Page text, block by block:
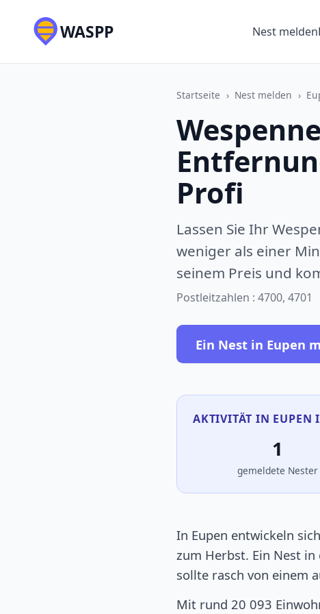
WASPP Nest melden
Startseite › Nest melden ›
Profi
Lassen Sie Ihr
weniger als einer
seinem Preis und
Postleitzahlen : 4700, 4701
Ein Nest in Eupen
AKTIVITÄT IN EUPEN
1
gemeldete Nester
In Eupen entwickeln
zum Herbst. Ein Nest in
sollte rasch von einem
Mit rund 20 093